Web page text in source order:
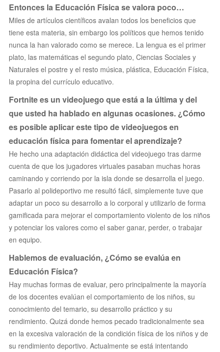
Entonces la Educación Física se valora poco…
Miles de artículos científicos avalan todos los beneficios que
tiene esta materia, sin embargo los políticos que hemos tenido
nunca la han valorado como se merece. La lengua es el primer
plato, las matemáticas el segundo plato, Ciencias Sociales y
Naturales el postre y el resto música, plástica, Educación Física,
la propina del currículo educativo.
Fortnite es un videojuego que está a la última y del
que usted ha hablado en algunas ocasiones. ¿Cómo
es posible aplicar este tipo de videojuegos en
educación física para fomentar el aprendizaje?
He hecho una adaptación didáctica del videojuego tras darme
cuenta de que los jugadores virtuales pasaban muchas horas
caminando y corriendo por la isla donde se desarrolla el juego.
Pasarlo al polideportivo me resultó fácil, simplemente tuve que
adaptar un poco su desarrollo a lo corporal y utilizarlo de forma
gamificada para mejorar el comportamiento violento de los niños
y potenciar los valores como el saber ganar, perder, o trabajar
en equipo.
Hablemos de evaluación, ¿Cómo se evalúa en
Educación Física?
Hay muchas formas de evaluar, pero principalmente la mayoría
de los docentes evalúan el comportamiento de los niños, su
conocimiento del temario, su desarrollo práctico y su
rendimiento. Quizá donde hemos pecado tradicionalmente sea
en la excesiva valoración de la condición física de los niños y de
su rendimiento deportivo. Actualmente se está intentando